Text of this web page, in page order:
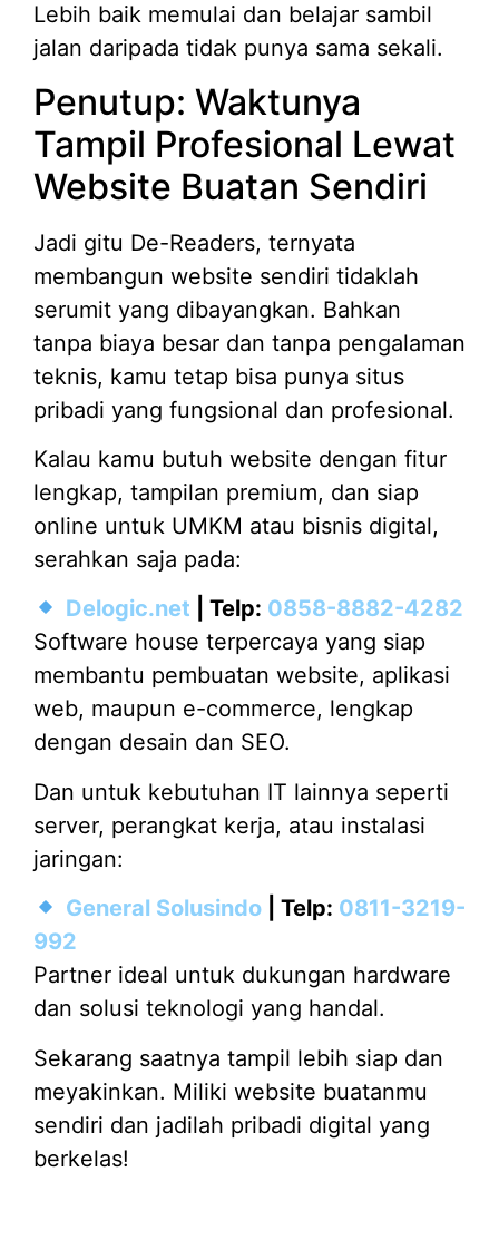
Lebih baik memulai dan belajar sambil
jalan daripada tidak punya sama sekali.
Penutup: Waktunya
Tampil Profesional Lewat
Website Buatan Sendiri
Jadi gitu De-Readers, ternyata
membangun website sendiri tidaklah
serumit yang dibayangkan. Bahkan
tanpa biaya besar dan tanpa pengalaman
teknis, kamu tetap bisa punya situs
pribadi yang fungsional dan profesional.
Kalau kamu butuh website dengan fitur
lengkap, tampilan premium, dan siap
online untuk UMKM atau bisnis digital,
serahkan saja pada:
Delogic.net | Telp: 0858-8882-4282
Software house terpercaya yang siap
membantu pembuatan website, aplikasi
web, maupun e-commerce, lengkap
dengan desain dan SEO.
Dan untuk kebutuhan IT lainnya seperti
server, perangkat kerja, atau instalasi
jaringan:
General Solusindo| Telp: 0811-3219-
992
Partner ideal untuk dukungan hardware
dan solusi teknologi yang handal.
Sekarang saatnya tampil lebih siap dan
meyakinkan. Miliki website buatanmu
sendiri dan jadilah pribadi digital yang
berkelas!